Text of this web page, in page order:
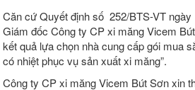
Căn cứ Quyết định số 252/BTS-VT ngày
Giám đốc Công ty CP xi măng Vicem
kết quả lựa chọn nhà cung cấp gói mua
có nhiệt phục vụ sản xuất xi măng”.
Công ty CP xi măng Vicem Bút Sơn xin